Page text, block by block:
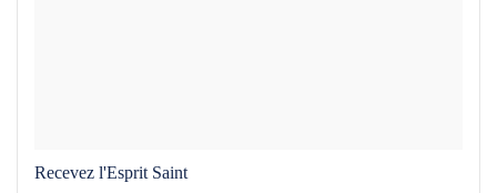
Recevez l'Esprit Saint